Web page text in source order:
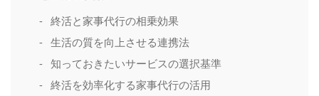
終活と家事代行の相乗効果
生活の質を向上させる連携法
知っておきたいサービスの選択基準
終活を効率化する家事代行の活用